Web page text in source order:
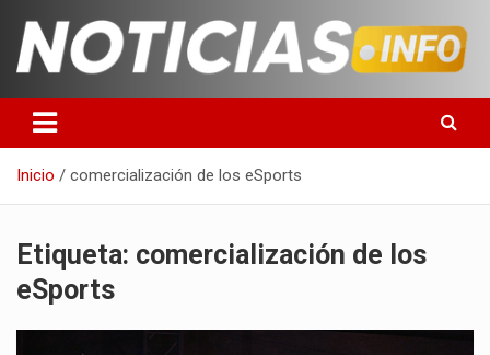
contenido
Noticias en español
Inicio comercialización de los eSports
Etiqueta: comercialización de los
eSports